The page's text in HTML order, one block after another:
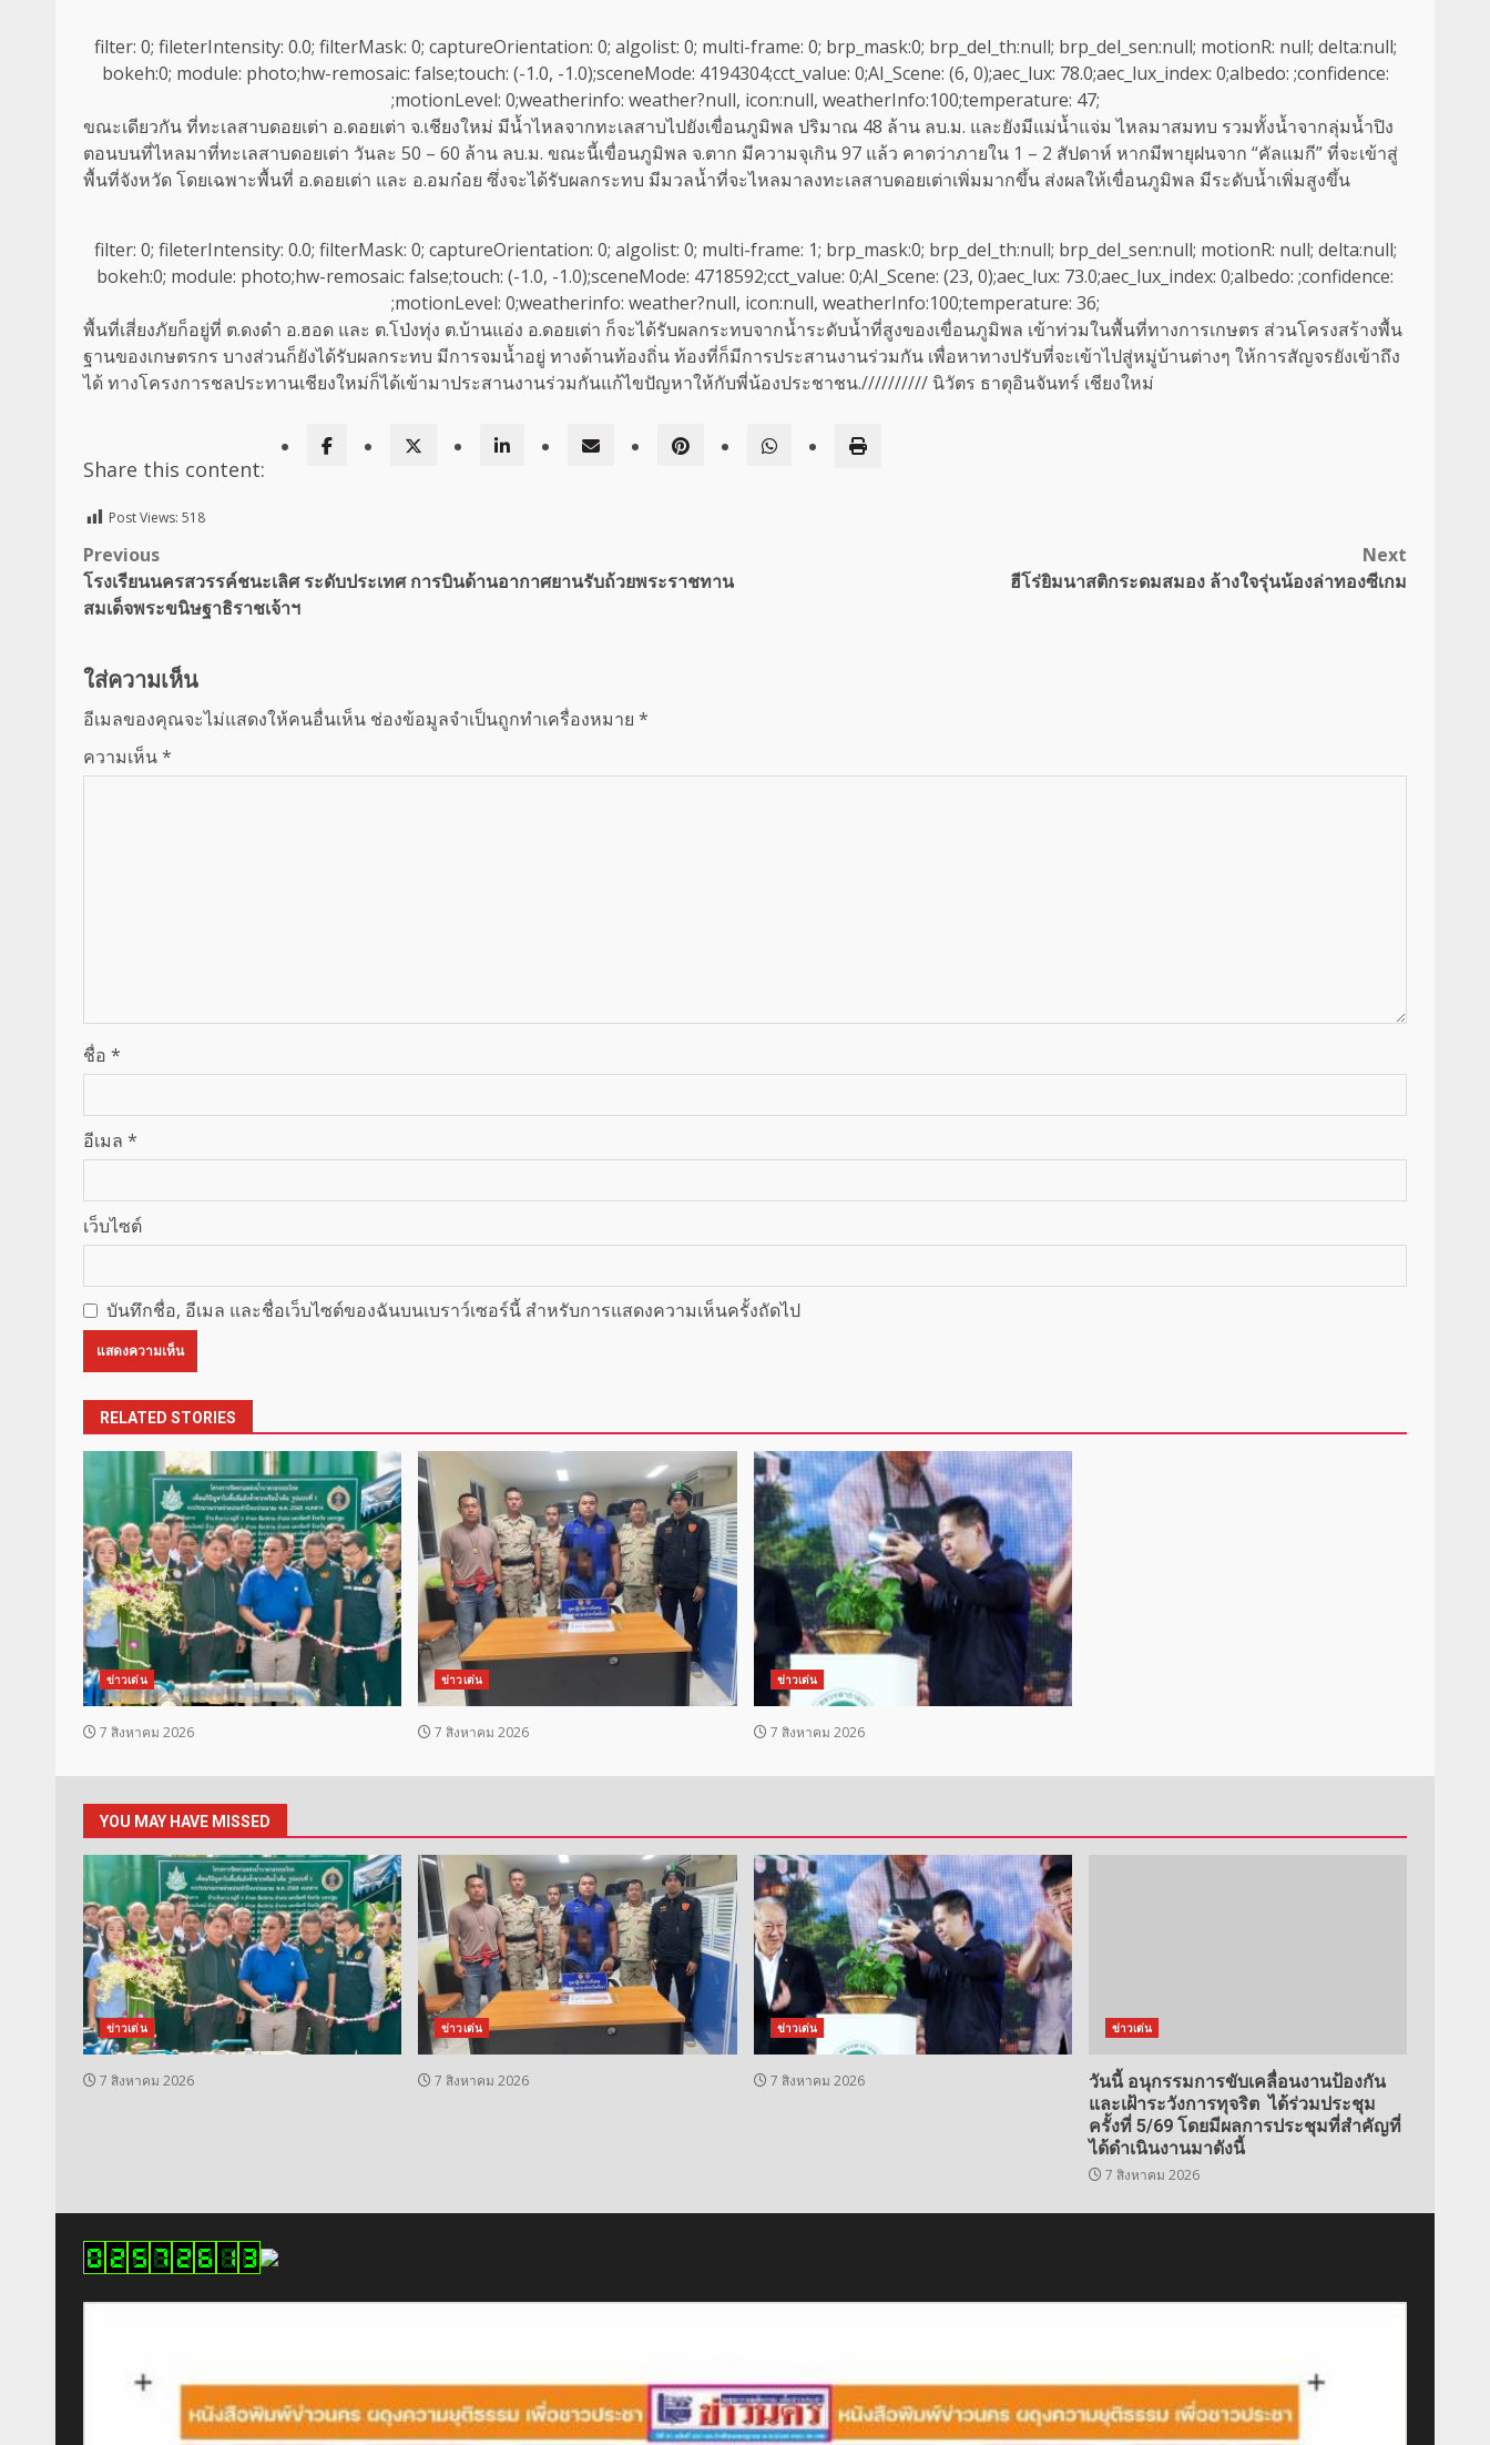
filter: 0; fileterIntensity: 0.0; filterMask: 0; captureOrientation: 0; algolist: 0; multi-frame: 0; brp_mask:0; brp_del_th:null; brp_del_sen:null; motionR: null; delta:null;
bokeh:0; module: photo;hw-remosaic: false;touch: (-1.0, -1.0);sceneMode: 4194304;cct_value: 0;AI_Scene: (6, 0);aec_lux: 78.0;aec_lux_index: 0;albedo: ;confidence:
;motionLevel: 0;weatherinfo: weather?null, icon:null, weatherInfo:100;temperature: 47;
ขณะเดียวกัน ที่ทะเลสาบดอยเต่า อ.ดอยเต่า จ.เชียงใหม่ มีน้ำไหลจากทะเลสาบไปยังเขื่อนภูมิพล ปริมาณ 48 ล้าน ลบ.ม. และยังมีแม่น้ำแจ่ม ไหลมาสมทบ รวมทั้งน้ำจากลุ่มน้ำปิง
ตอนบนที่ไหลมาที่ทะเลสาบดอยเต่า วันละ 50 – 60 ล้าน ลบ.ม. ขณะนี้เขื่อนภูมิพล จ.ตาก มีความจุเกิน 97 แล้ว คาดว่าภายใน 1 – 2 สัปดาห์ หากมีพายุฝนจาก “คัลแมกี” ที่จะเข้าสู่
พื้นที่จังหวัด โดยเฉพาะพื้นที่ อ.ดอยเต่า และ อ.อมก๋อย ซึ่งจะได้รับผลกระทบ มีมวลน้ำที่จะไหลมาลงทะเลสาบดอยเต่าเพิ่มมากขึ้น ส่งผลให้เขื่อนภูมิพล มีระดับน้ำเพิ่มสูงขึ้น
filter: 0; fileterIntensity: 0.0; filterMask: 0; captureOrientation: 0; algolist: 0; multi-frame: 1; brp_mask:0; brp_del_th:null; brp_del_sen:null; motionR: null; delta:null;
bokeh:0; module: photo;hw-remosaic: false;touch: (-1.0, -1.0);sceneMode: 4718592;cct_value: 0;AI_Scene: (23, 0);aec_lux: 73.0;aec_lux_index: 0;albedo: ;confidence:
;motionLevel: 0;weatherinfo: weather?null, icon:null, weatherInfo:100;temperature: 36;
พื้นที่เสี่ยงภัยก็อยู่ที่ ต.ดงดำ อ.ฮอด และ ต.โป่งทุ่ง ต.บ้านแอ่ง อ.ดอยเต่า ก็จะได้รับผลกระทบจากน้ำระดับน้ำที่สูงของเขื่อนภูมิพล เข้าท่วมในพื้นที่ทางการเกษตร ส่วนโครงสร้างพื้น
ฐานของเกษตรกร บางส่วนก็ยังได้รับผลกระทบ มีการจมน้ำอยู่ ทางด้านท้องถิ่น ท้องที่ก็มีการประสานงานร่วมกัน เพื่อหาทางปรับที่จะเข้าไปสู่หมู่บ้านต่างๆ ให้การสัญจรยังเข้าถึง
ได้ ทางโครงการชลประทานเชียงใหม่ก็ได้เข้ามาประสานงานร่วมกันแก้ไขปัญหาให้กับพี่น้องประชาชน.////////// นิวัตร ธาตุอินจันทร์ เชียงใหม่
Share this content:
Post Views: 518
Post
navigation
Previous
โรงเรียนนครสวรรค์ชนะเลิศ ระดับประเทศ การบินด้านอากาศยานรับถ้วยพระราชทาน
สมเด็จพระขนิษฐาธิราชเจ้าฯ
Next
ฮีโร่ยิมนาสติกระดมสมอง ล้างใจรุ่นน้องล่าทองซีเกม
ใส่ความเห็น
อีเมลของคุณจะไม่แสดงให้คนอื่นเห็น ช่องข้อมูลจำเป็นถูกทำเครื่องหมาย *
ความเห็น*
ชื่อ *
อีเมล *
เว็บไซต์
บันทึกชื่อ, อีเมล และชื่อเว็บไซต์ของฉันบนเบราว์เซอร์นี้ สำหรับการแสดงความเห็นครั้งถัดไป
RELATED STORIES
ข่าวเด่น
7 สิงหาคม 2026
ข่าวเด่น
7 สิงหาคม 2026
ข่าวเด่น
7 สิงหาคม 2026
YOU MAY HAVE MISSED
ข่าวเด่น
7 สิงหาคม 2026
ข่าวเด่น
7 สิงหาคม 2026
ข่าวเด่น
7 สิงหาคม 2026
ข่าวเด่น
วันนี้ อนุกรรมการขับเคลื่อนงานป้องกัน
และเฝ้าระวังการทุจริต ได้ร่วมประชุม
ครั้งที่ 5/69 โดยมีผลการประชุมที่สำคัญที่
ได้ดำเนินงานมาดังนี้
7 สิงหาคม 2026